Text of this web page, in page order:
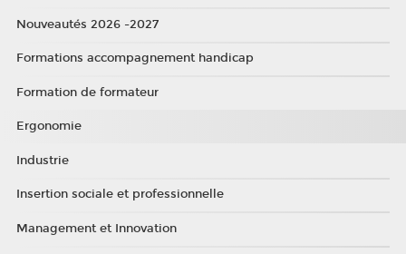
Nouveautés 2026 -2027
Formations accompagnement handicap
Formation de formateur
Ergonomie
Industrie
Insertion sociale et professionnelle
Management et Innovation